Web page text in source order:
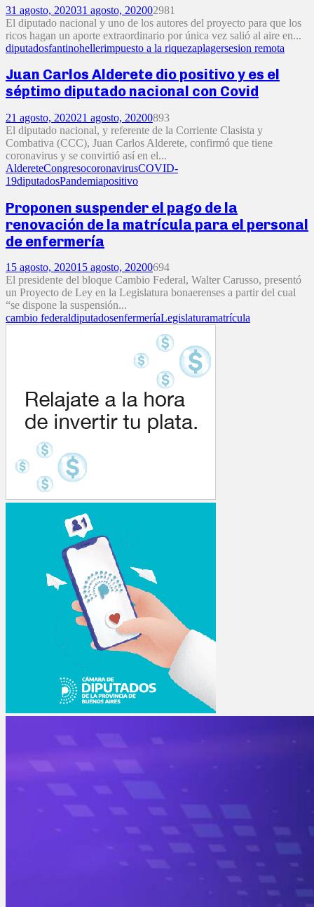
31 agosto, 202031 agosto, 202002981
El diputado nacional y uno de los autores del proyecto para que los
ricos hagan un aporte extraordinario por única vez salió al aire en...
diputadosfantinohellerimpuesto a la riquezaplagersesion remota
Juan Carlos Alderete dio positivo y es el
séptimo diputado nacional con Covid
21 agosto, 202021 agosto, 20200893
El diputado nacional, y referente de la Corriente Clasista y
Combativa (CCC), Juan Carlos Alderete, confirmó que tiene
coronavirus y se convirtió así en el...
AldereteCongresocoronavirusCOVID-
19diputadosPandemiapositivo
Proponen suspender el pago de la
renovación de la matrícula para el personal
de enfermería
15 agosto, 202015 agosto, 20200694
El presidente del bloque Cambio Federal, Walter Carusso, presentó
un Proyecto de Ley en la Legislatura bonaerenses a partir del cual
“se dispone la suspensión...
cambio federaldiputadosenfermeríaLegislaturamatrícula